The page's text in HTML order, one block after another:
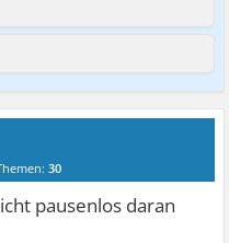
30
pausenlos daran